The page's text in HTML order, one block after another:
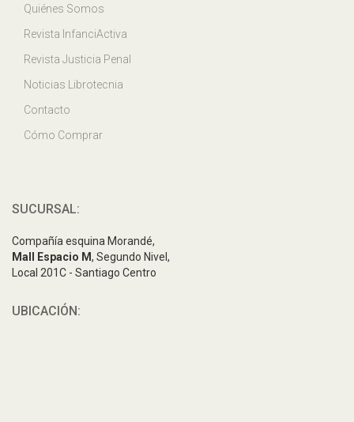
Quiénes Somos
Revista InfanciActiva
Revista Justicia Penal
Noticias Librotecnia
Contacto
Cómo Comprar
SUCURSAL:
Compañía esquina Morandé,
Mall Espacio M, Segundo Nivel,
Local 201C - Santiago Centro
UBICACIÓN: